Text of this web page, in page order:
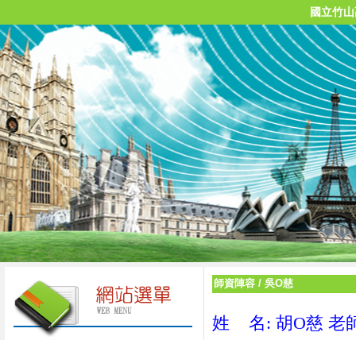
國立竹
師資陣容 / 吳O慈
姓 名: 胡O慈 老